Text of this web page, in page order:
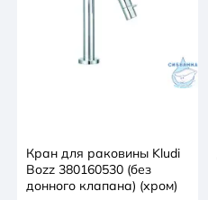
Кран для раковины Kludi
Bozz 380160530 (без
донного клапана) (хром)